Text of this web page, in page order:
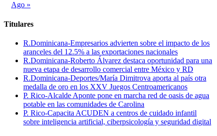
Ago »
Titulares
R.Dominicana-Empresarios advierten sobre el impacto de los
aranceles del 12.5% a las exportaciones nacionales
R.Dominicana-Roberto Álvarez destaca oportunidad para una
nueva etapa de desarrollo comercial entre México y RD
R.Dominicana-Deportes/María Dimitrova aporta al país otra
medalla de oro en los XXV Juegos Centroamericanos
P. Rico-Alcalde Aponte pone en marcha red de oasis de agua
potable en las comunidades de Carolina
P. Rico-Capacita ACUDEN a centros de cuidado infantil
sobre inteligencia artificial, ciberpsicología y seguridad digital